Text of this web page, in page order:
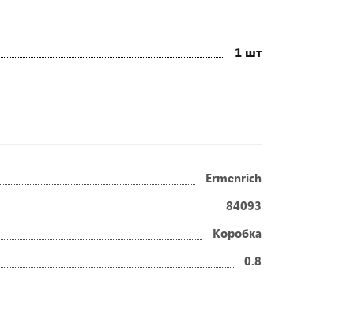
1 шт
Ermenrich
84093
Коробка
0.8